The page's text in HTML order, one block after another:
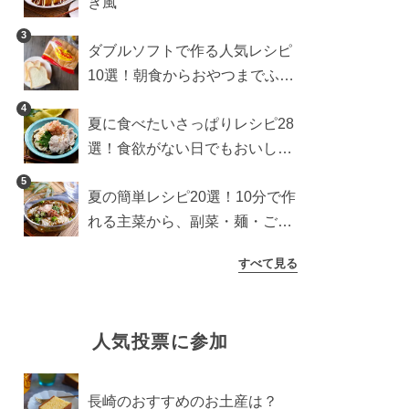
3
ダブルソフトで作る人気レシピ
10選！朝食からおやつまでふん
4
夏に食べたいさっぱりレシピ28
選！食欲がない日でもおいしい
5
夏の簡単レシピ20選！10分で作
れる主菜から、副菜・麺・ごは
すべて見る
人気投票に参加
長崎のおすすめのお土産は？